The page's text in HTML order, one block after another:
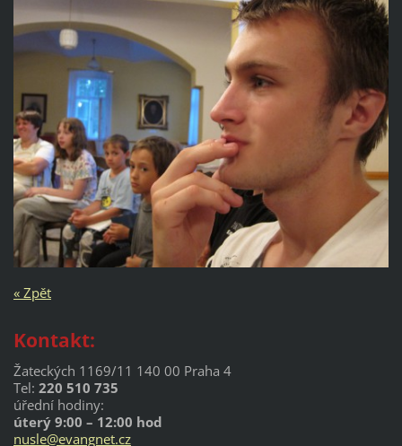
« Zpět
Kontakt:
Žateckých 1169/11 140 00 Praha 4
Tel: 220 510 735
úřední hodiny:
úterý 9:00 – 12:00 hod
nusle@evangnet.cz